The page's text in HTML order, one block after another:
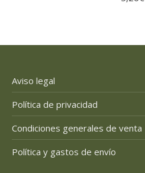
Aviso legal
Política de privacidad
Condiciones generales de venta
Política y gastos de envío